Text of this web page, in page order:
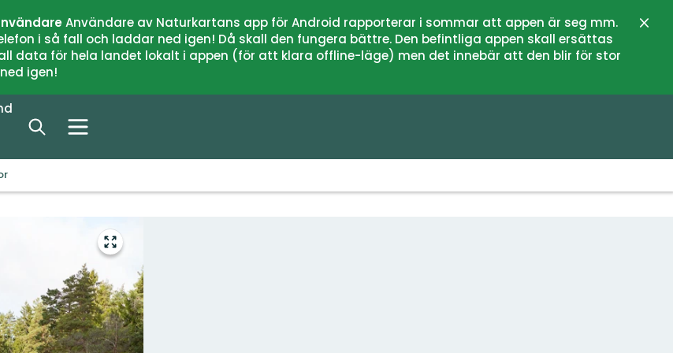
Användare av Naturkartans app för Android rapporterar i sommar att appen är seg mm.
i så fall och laddar ned igen! Då skall den fungera bättre. Den befintliga appen skall ersättas
data för hela landet lokalt i appen (för att klara offline-läge) men det innebär att den blir för stor
igen!
Gå
till
helskärmsläge